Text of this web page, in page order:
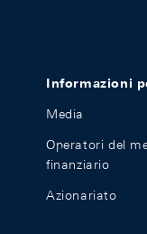
Informazioni
Media
Operatori del
finanziario
Azionariato